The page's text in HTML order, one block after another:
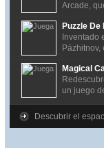
Arcade,
Puzzle De
Inventado
Pázhitnov,
Magical
un juego
Descubrir el